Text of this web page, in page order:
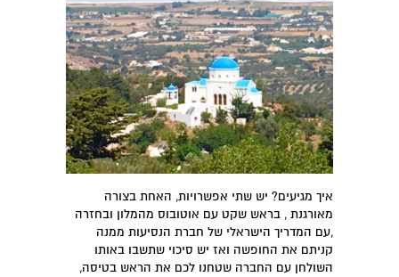
איך מגיעים? יש שתי אפשרויות, האחת בצורה
מאורגנת , בראש שקט עם אוטובוס מהמלון ובחזרה
,עם המדריך הישראלי של חברת הנסיעות ממנה
קניתם את החופשה ואז יש סיכוי שתשבו באותו
השולחן עם החברה שטחנו לכם את הראש בטיסה,